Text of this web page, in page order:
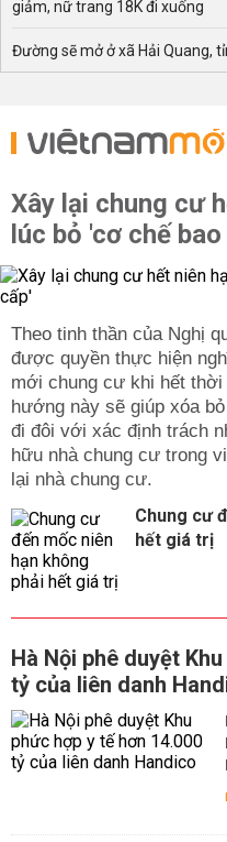
giảm, nữ trang 18K đi xuống
Đường sẽ mở ở xã Hải Quang,
Xây lại chung cư
lúc bỏ 'cơ chế
Theo tinh thần của Nghị
được quyền thực hiện
mới chung cư khi hết thời
hướng này sẽ giúp xóa
đi đôi với xác định trách
hữu nhà chung cư trong
lại nhà chung cư.
Chung cư
hết giá trị
Hà Nội phê duyệt
tỷ của liên danh